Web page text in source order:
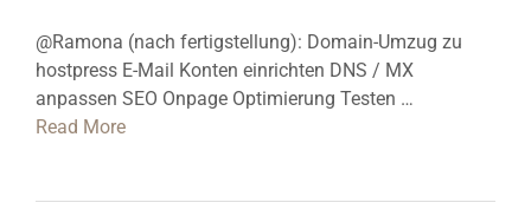
@Ramona (nach fertigstellung): Domain-Umzug zu
hostpress E-Mail Konten einrichten DNS / MX
anpassen SEO Onpage Optimierung Testen …
Read More